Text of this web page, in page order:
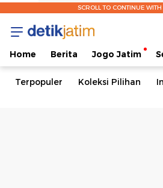
SCROLL TO CONTINUE
Home Berita Jogo Jatim
Terpopuler Koleksi Pilihan